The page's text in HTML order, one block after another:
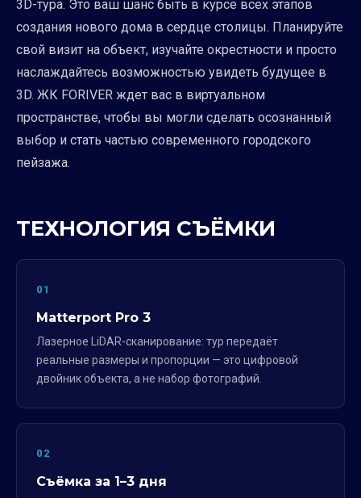
3D-тура. Это ваш шанс быть в курсе всех этапов
создания нового дома в сердце столицы. Планируйте
свой визит на объект, изучайте окрестности и просто
наслаждайтесь возможностью увидеть будущее в
3D. ЖК FORIVER ждет вас в виртуальном
пространстве, чтобы вы могли сделать осознанный
выбор и стать частью современного городского
пейзажа.
ТЕХНОЛОГИЯ СЪЁМКИ
01
Matterport Pro 3
Лазерное LiDAR-сканирование: тур передаёт
реальные размеры и пропорции — это цифровой
двойник объекта, а не набор фотографий.
02
Съёмка за 1–3 дня